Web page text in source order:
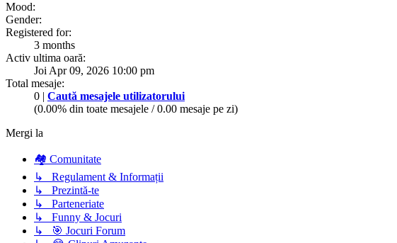
Mood:
Gender:
Registered for:
3 months
Activ ultima oară:
Joi Apr 09, 2026 10:00 pm
Total mesaje:
0 | Caută mesajele utilizatorului
(0.00% din toate mesajele / 0.00 mesaje pe zi)
Mergi la
🏘️ Comunitate
↳ Regulament & Informații
↳ Prezintă-te
↳ Parteneriate
↳ Funny & Jocuri
↳ 🎯 Jocuri Forum